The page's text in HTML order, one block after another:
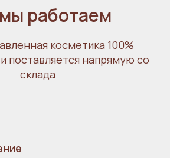
работаем
косметика 100%
поставляется напрямую со
склада